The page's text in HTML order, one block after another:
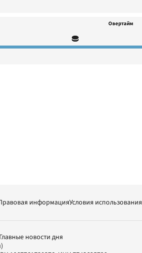
Овертайм
информацияУсловия использования
новости дня